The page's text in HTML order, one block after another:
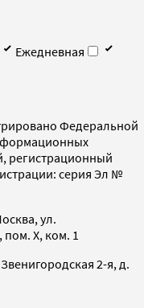
Ежедневная
Федеральной
регистрационный
серия Эл №
ул.
пом. X, ком. 1
2-я, д.